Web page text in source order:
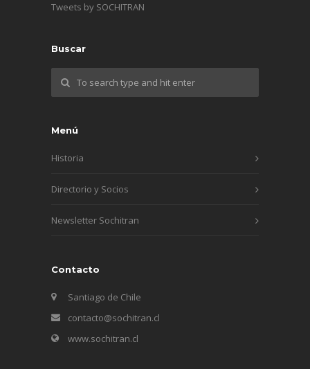
Tweets by SOCHITRAN
Buscar
Menú
Historia
Directorio y Socios
Newsletter Sochitran
Contacto
Santiago de Chile
contacto@sochitran.cl
www.sochitran.cl